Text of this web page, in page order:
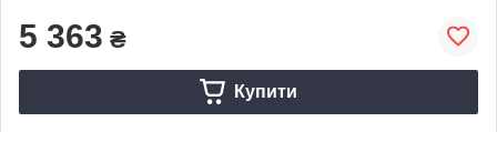
5 363 ₴
Купити